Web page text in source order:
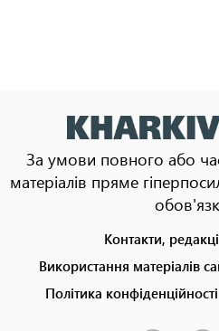
За умови повного або
матеріалів пряме
menu
Контакти,
Використання матеріалів
Політика конфіденційності